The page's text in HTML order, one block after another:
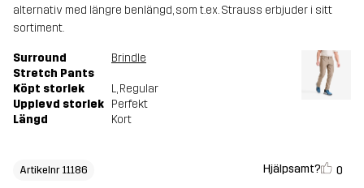
alternativ med längre benlängd, som t.ex. Strauss erbjuder i sitt
sortiment.
Surround
Stretch Pants
Brindle
Köpt storlek L, Regular
Upplevd storlek Perfekt
Längd
Kort
Artikelnr 11186 Hjälpsamt? 0